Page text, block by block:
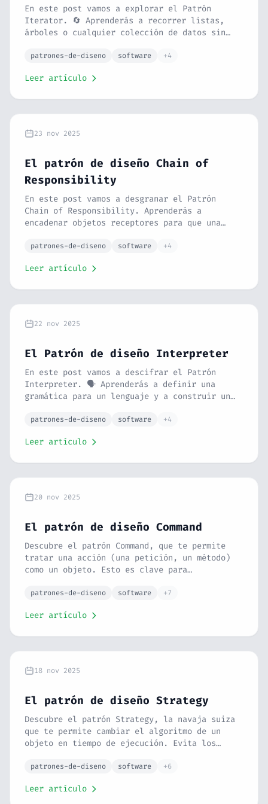
En este post vamos a explorar el Patrón
Iterator. 🔄 Aprenderás a recorrer listas,
árboles o cualquier colección de datos sin
analogía del mando a distancia de la TV y un
estandarizar el acceso a tus datos.
patrones-de-diseno software +4
Leer artículo
23 nov 2025
El patrón de diseño Chain of
Responsibility
En este post vamos a desgranar el Patrón
Chain of Responsibility. Aprenderás a
encadenar objetos receptores para que una
alguien se digne a procesarla. Con analogías,
otros patrones, relación con SOLID, errores
patrones-de-diseno software +4
Leer artículo
22 nov 2025
El Patrón de diseño Interpreter
En este post vamos a descifrar el Patrón
Interpreter. 🗣️ Aprenderás a definir una
gramática para un lenguaje y a construir un
de un músico leyendo una partitura y un
procesar reglas complejas de forma
patrones-de-diseno software +4
Leer artículo
20 nov 2025
El patrón de diseño Command
Descubre el patrón Command, que te permite
tratar una acción (una petición, un método)
como un objeto. Esto es clave para
tareas y registros de actividad. Lo
remoto.
patrones-de-diseno software +7
Leer artículo
18 nov 2025
El patrón de diseño Strategy
Descubre el patrón Strategy, la navaja suiza
que te permite cambiar el algoritmo de un
objeto en tiempo de ejecución. Evita los
flexible usando la analogía de los métodos de
patrones-de-diseno software +6
Leer artículo